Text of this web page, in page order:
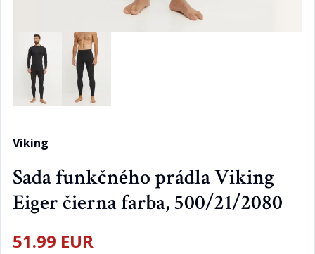
Viking
Sada funkčného prádla Viking
Eiger čierna farba, 500/21/2080
51.99 EUR